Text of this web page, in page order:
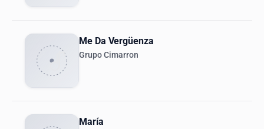
Me Da Vergüenza
Grupo Cimarron
María